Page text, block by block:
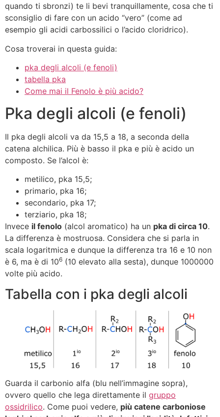
quando ti sbronzi) te li bevi tranquillamente, cosa che ti
sconsiglio di fare con un acido “vero” (come ad
esempio gli acidi carbossilici o l’acido cloridrico).
Cosa troverai in questa guida:
pka degli alcoli (e fenoli)
tabella pka
Come mai il Fenolo è più acido?
Pka degli alcoli (e fenoli)
Il pka degli alcoli va da 15,5 a 18, a seconda della
catena alchilica. Più è basso il pka e più è acido un
composto. Se l’alcol è:
metilico, pka 15,5;
primario, pka 16;
secondario, pka 17;
terziario, pka 18;
Invece il fenolo (alcol aromatico) ha un pka di circa 10.
La differenza è mostruosa. Considera che si parla in
scala logaritmica e dunque la differenza tra 16 e 10 non
è 6, ma è di 106 (10 elevato alla sesta), dunque 1000000
volte più acido.
Tabella con i pka degli alcoli
Guarda il carbonio alfa (blu nell’immagine sopra),
ovvero quello che lega direttamente il gruppo
ossidrilico. Come puoi vedere, più catene carboniose